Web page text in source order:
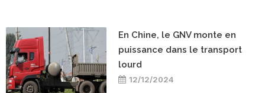
En Chine, le GNV monte en
puissance dans le transport
lourd
12/12/2024